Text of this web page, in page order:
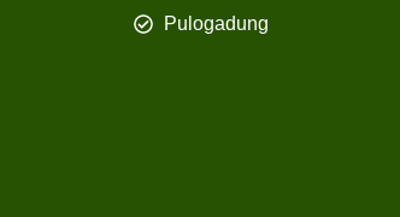
Pulogadung